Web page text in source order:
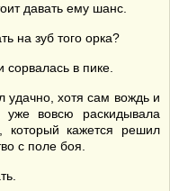
давать ему шанс.
на зуб того орка?
в пике.
удачно, хотя сам вождь и
вовсю раскидывала
который кажется решил
с поле боя.